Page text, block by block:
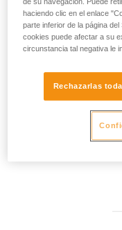
haciendo clic en el enlace
parte inferior de la página
cookies puede afectar a su
circunstancia tal negativa le
Rechazarlas